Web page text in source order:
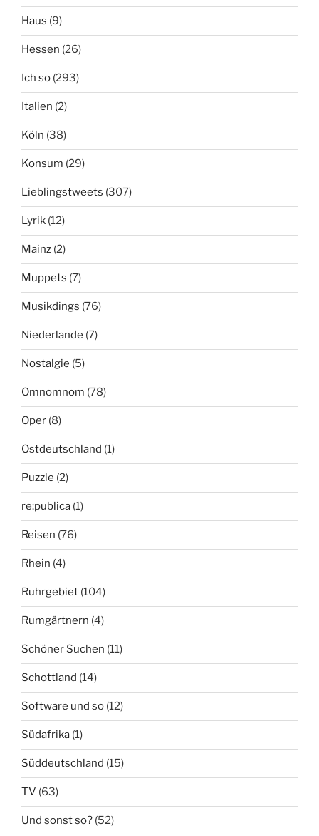
Haus (9)
Hessen (26)
Ich so (293)
Italien (2)
Köln (38)
Konsum (29)
Lieblingstweets (307)
Lyrik (12)
Mainz (2)
Muppets (7)
Musikdings (76)
Niederlande (7)
Nostalgie (5)
Omnomnom (78)
Oper (8)
Ostdeutschland (1)
Puzzle (2)
re:publica (1)
Reisen (76)
Rhein (4)
Ruhrgebiet (104)
Rumgärtnern (4)
Schöner Suchen (11)
Schottland (14)
Software und so (12)
Südafrika (1)
Süddeutschland (15)
TV (63)
Und sonst so? (52)